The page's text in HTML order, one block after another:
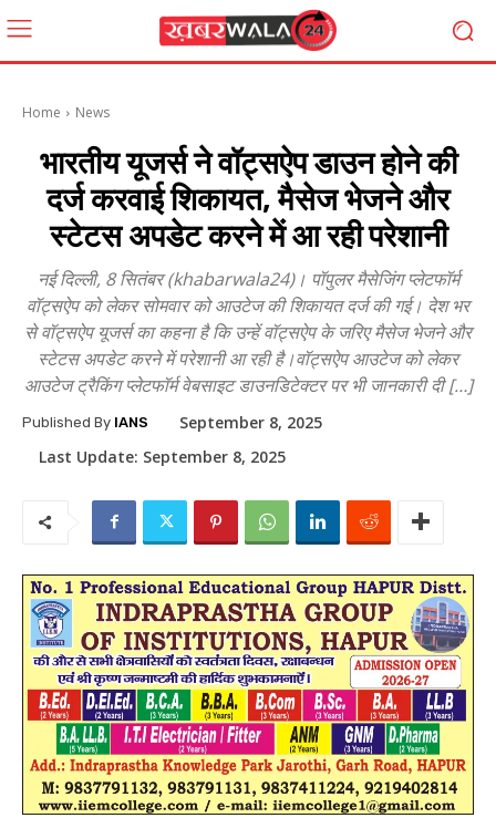
Home News
भारतीय यूजर्स ने वॉट्सऐप डाउन होने की
दर्ज करवाई शिकायत, मैसेज भेजने और
स्टेटस अपडेट करने में आ रही परेशानी
नई दिल्ली, 8 सितंबर (khabarwala24)। पॉपुलर मैसेजिंग प्लेटफॉर्म
वॉट्सऐप को लेकर सोमवार को आउटेज की शिकायत दर्ज की गई। देश भर
से वॉट्सऐप यूजर्स का कहना है कि उन्हें वॉट्सऐप के जरिए मैसेज भेजने और
स्टेटस अपडेट करने में परेशानी आ रही है।वॉट्सऐप आउटेज को लेकर
आउटेज ट्रैकिंग प्लेटफॉर्म वेबसाइट डाउनडिटेक्टर पर भी जानकारी दी […]
Published By IANS
September 8, 2025
Last Update: September 8, 2025